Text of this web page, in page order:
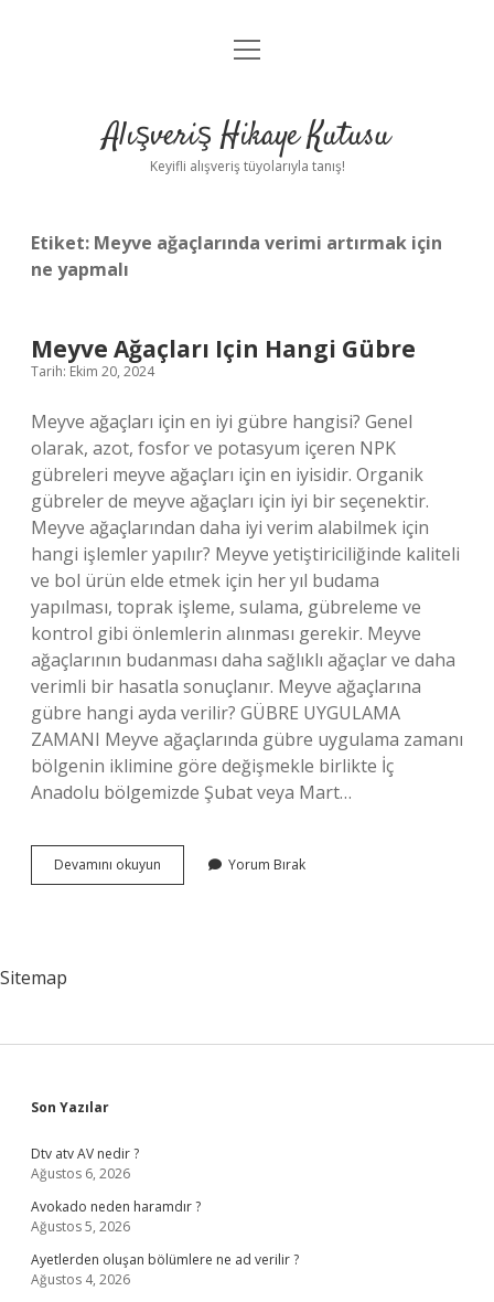
Anasayfa
Yasal Uyarı
menüyü
Alışveriş Hikaye Kutusu
Keyifli alışveriş tüyolarıyla tanış!
Etiket: Meyve ağaçlarında verimi artırmak için
ne yapmalı
Meyve Ağaçları Için Hangi Gübre
Tarih: Ekim 20, 2024
Meyve ağaçları için en iyi gübre hangisi? Genel
olarak, azot, fosfor ve potasyum içeren NPK
gübreleri meyve ağaçları için en iyisidir. Organik
gübreler de meyve ağaçları için iyi bir seçenektir.
Meyve ağaçlarından daha iyi verim alabilmek için
hangi işlemler yapılır? Meyve yetiştiriciliğinde kaliteli
ve bol ürün elde etmek için her yıl budama
yapılması, toprak işleme, sulama, gübreleme ve
kontrol gibi önlemlerin alınması gerekir. Meyve
ağaçlarının budanması daha sağlıklı ağaçlar ve daha
verimli bir hasatla sonuçlanır. Meyve ağaçlarına
gübre hangi ayda verilir? GÜBRE UYGULAMA
ZAMANI Meyve ağaçlarında gübre uygulama zamanı
bölgenin iklimine göre değişmekle birlikte İç
Anadolu bölgemizde Şubat veya Mart…
Devamını okuyun
Ağaçları
Yorum Bırak
Sitemap
Sidebar
Son Yazılar
Dtv atv AV nedir ?
Ağustos 6, 2026
Avokado neden haramdır ?
Ağustos 5, 2026
Ayetlerden oluşan bölümlere ne ad verilir ?
Ağustos 4, 2026